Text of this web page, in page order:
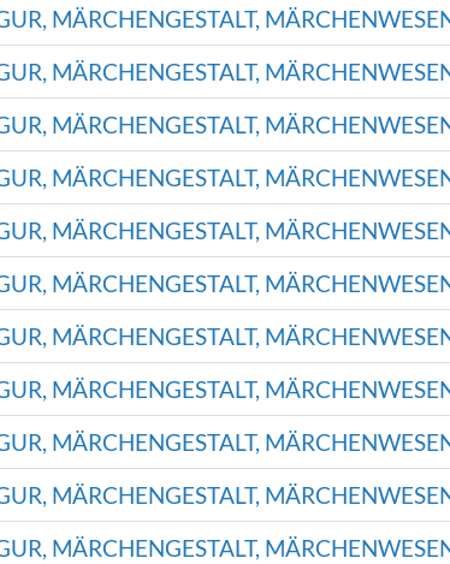
MÄRCHENGESTALT,
MÄRCHENGESTALT,
MÄRCHENGESTALT,
MÄRCHENGESTALT,
MÄRCHENGESTALT,
MÄRCHENGESTALT,
MÄRCHENGESTALT,
MÄRCHENGESTALT,
MÄRCHENGESTALT,
MÄRCHENGESTALT,
MÄRCHENGESTALT,